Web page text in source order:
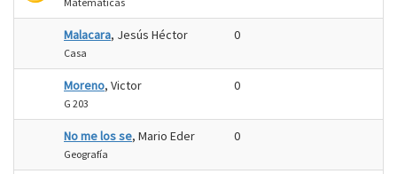
Malacara, Jesús Héctor
Casa
0
Moreno, Victor
G 203
0
No me los se, Mario Eder
Geografía
0